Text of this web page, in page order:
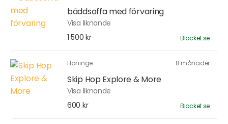
bäddsoffa med förvaring
Visa liknande
1 500 kr
Blocket.se
Haninge 8 månader
Skip Hop Explore & More
Visa liknande
600 kr
Blocket.se